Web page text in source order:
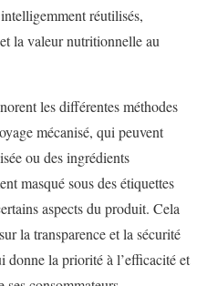
réutilisés,
la valeur nutritionnelle au
les différentes méthodes
mécanisé, qui peuvent
ou des ingrédients
masqué sous des étiquettes
aspects du produit. Cela
la transparence et la sécurité
donne la priorité à l’efficacité et